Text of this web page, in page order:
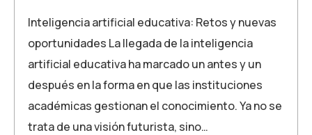
Inteligencia artificial educativa: Retos y nuevas
oportunidades La llegada de la inteligencia
artificial educativa ha marcado un antes y un
después en la forma en que las instituciones
académicas gestionan el conocimiento. Ya no se
trata de una visión futurista, sino…